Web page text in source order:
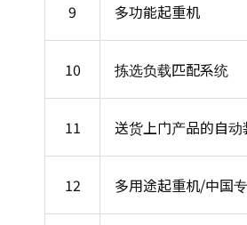
9 多功能起重机
10 拣选负载匹配系统
11 送货上门产品的自
12 多用途起重机/中国